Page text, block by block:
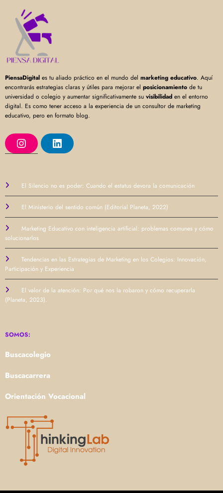
PiensaDigital es tu aliado práctico en el mundo del marketing educativo. Aquí
encontrarás estrategias claras y útiles para mejorar el posicionamiento de tu
universidad o colegio y aumentar significativamente su visibilidad en el entorno
digital. Es como tener acceso a la experiencia de un consultor de marketing
educativo, pero en formato blog.
I
n
r
m
L
i
I
El Silencio no es poder: Cuando el estatus devora la comunicación
El Ministerio del sentido común (Editorial Planeta, 2022)
Marketing Educativo con inteligencia artificial: problemas comunes y cómo
solucionarlos
Tendencias en las Estrategias de Marketing en los Colegios: Innovación,
Participación y Experiencia
El valor de la atención: Por qué nos la robaron y cómo recuperarla
(Planeta, 2023).
SOMOS:
Buscacolegio
Buscacarrera
Orientación Vocacional